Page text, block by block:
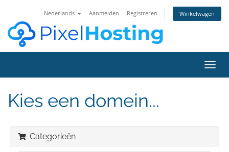
Nederlands Aanmelden Registreren Winkelwagen
in-/
Kies een domein...
Categorieën